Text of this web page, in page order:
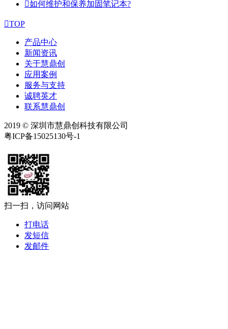
如何维护和保养加固笔记本?
TOP
产品中心
新闻资讯
关于慧鼎创
应用案例
服务与支持
诚聘英才
联系慧鼎创
2019 © 深圳市慧鼎创科技有限公司
粤ICP备15025130号-1
扫一扫，访问网站
打电话
发短信
发邮件